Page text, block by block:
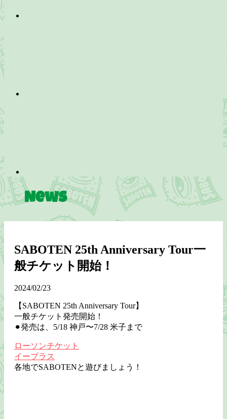
News
SABOTEN 25th Anniversary Tour一
般チケット開始！
2024/02/23
【SABOTEN 25th Anniversary Tour】
一般チケット発売開始！
⚫︎発売は、5/18 神戸〜7/28 米子まで
ローソンチケット
イープラス
各地でSABOTENと遊びましょう！